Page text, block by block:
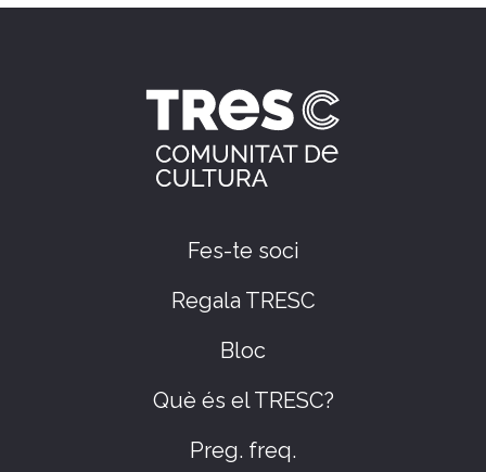
Fes-te soci
Regala TRESC
Bloc
Què és el TRESC?
Preg. freq.